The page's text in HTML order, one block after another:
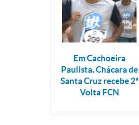
Em Cachoeira
Paulista, Chácara de
Santa Cruz recebe 2ª
Volta FCN